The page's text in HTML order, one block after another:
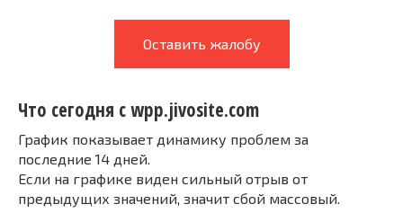
Оставить жалобу
Что сегодня с wpp.jivosite.com
График показывает динамику проблем за
последние 14 дней.
Если на графике виден сильный отрыв от
предыдущих значений, значит сбой массовый.